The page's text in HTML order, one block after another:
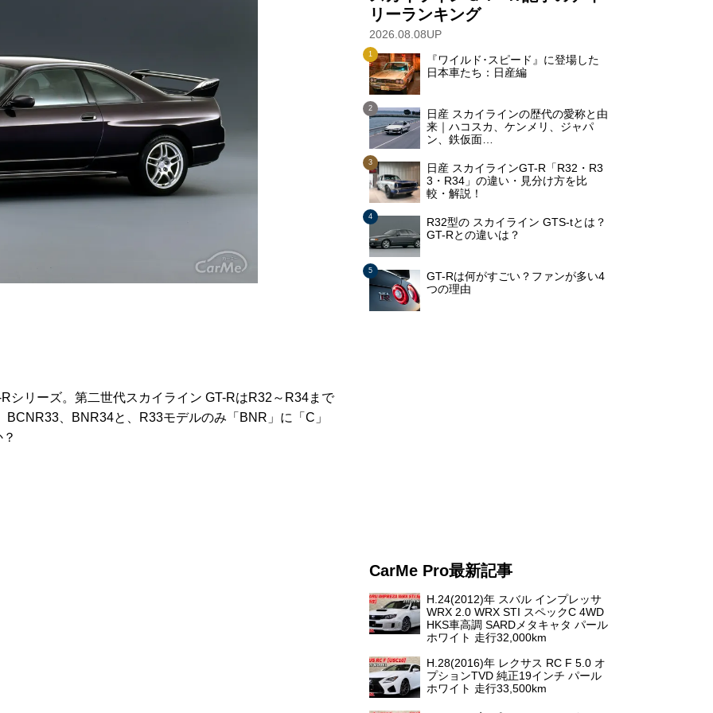
シリーズ。第二世代スカイライン GT-RはR32～R34まで
、BNR34と、R33モデルのみ「BNR」に「C」
リーランキング
2026.08.08UP
『ワイルド･スピード』に登場した
日本車たち：日産編
日産 スカイラインの歴代の愛称と由
来｜ハコスカ、ケンメリ、ジャパ
ン、鉄仮面…
日産 スカイラインGT-R「R32・R3
3・R34」の違い・見分け方を比
較・解説！
R32型の スカイライン GTS-tとは？
GT-Rとの違いは？
GT-Rは何がすごい？ファンが多い4
つの理由
CarMe Pro最新記事
H.24(2012)年 スバル インプレッサ
WRX 2.0 WRX STI スペックC 4WD
HKS車高調 SARDメタキャタ パール
ホワイト 走行32,000km
H.28(2016)年 レクサス RC F 5.0 オ
プションTVD 純正19インチ パール
ホワイト 走行33,500km